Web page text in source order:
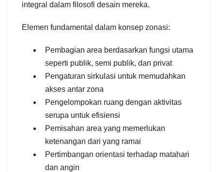
integral dalam filosofi desain mereka.
Elemen fundamental dalam konsep zonasi:
Pembagian area berdasarkan fungsi utama
seperti publik, semi publik, dan privat
Pengaturan sirkulasi untuk memudahkan
akses antar zona
Pengelompokan ruang dengan aktivitas
serupa untuk efisiensi
Pemisahan area yang memerlukan
ketenangan dari yang ramai
Pertimbangan orientasi terhadap matahari
dan angin